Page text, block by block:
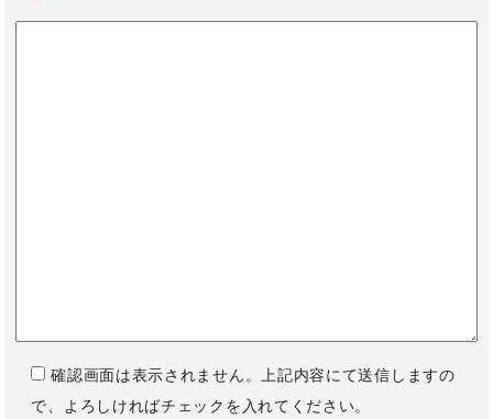
確認画面は表示されません。上記内容にて送信しますの
で、よろしければチェックを入れてください。